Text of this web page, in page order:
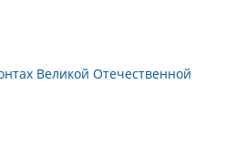
Великой Отечественной